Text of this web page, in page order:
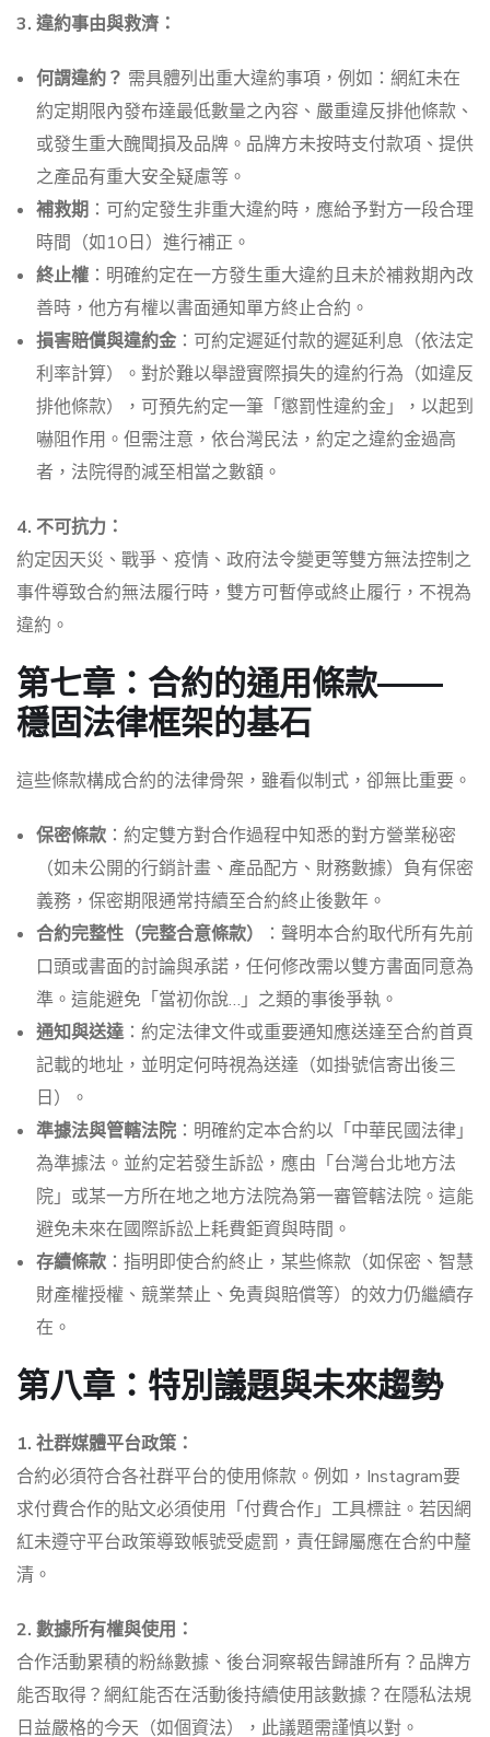
3. 違約事由與救濟：
何謂違約？ 需具體列出重大違約事項，例如：網紅未在
約定期限內發布達最低數量之內容、嚴重違反排他條款、
或發生重大醜聞損及品牌。品牌方未按時支付款項、提供
之產品有重大安全疑慮等。
補救期 ：可約定發生非重大違約時，應給予對方一段合理
時間（如10日）進行補正。
終止權 ：明確約定在一方發生重大違約且未於補救期內改
善時，他方有權以書面通知單方終止合約。
損害賠償與違約金 ：可約定遲延付款的遲延利息（依法定
利率計算）。對於難以舉證實際損失的違約行為（如違反
排他條款），可預先約定一筆「懲罰性違約金」，以起到
嚇阻作用。但需注意，依台灣民法，約定之違約金過高
者，法院得酌減至相當之數額。
4. 不可抗力：
約定因天災、戰爭、疫情、政府法令變更等雙方無法控制之
事件導致合約無法履行時，雙方可暫停或終止履行，不視為
違約。
第七章：合約的通用條款——
穩固法律框架的基石
這些條款構成合約的法律骨架，雖看似制式，卻無比重要。
保密條款：約定雙方對合作過程中知悉的對方營業秘密
（如未公開的行銷計畫、產品配方、財務數據）負有保密
義務，保密期限通常持續至合約終止後數年。
合約完整性（完整合意條款）
：聲明本合約取代所有先前
口頭或書面的討論與承諾，任何修改需以雙方書面同意為
準。這能避免「當初你說…」之類的事後爭執。
通知與送達：約定法律文件或重要通知應送達至合約首頁
記載的地址，並明定何時視為送達（如掛號信寄出後三
日）。
準據法與管轄法院 ：明確約定本合約以「中華民國法律」
為準據法。並約定若發生訴訟，應由「台灣台北地方法
院」或某一方所在地之地方法院為第一審管轄法院。這能
避免未來在國際訴訟上耗費鉅資與時間。
存續條款：指明即使合約終止，某些條款（如保密、智慧
財產權授權、競業禁止、免責與賠償等）的效力仍繼續存
在。
第八章：特別議題與未來趨勢
1. 社群媒體平台政策：
合約必須符合各社群平台的使用條款。例如，Instagram要
求付費合作的貼文必須使用「付費合作」工具標註。若因網
紅未遵守平台政策導致帳號受處罰，責任歸屬應在合約中釐
清。
2. 數據所有權與使用：
合作活動累積的粉絲數據、後台洞察報告歸誰所有？品牌方
能否取得？網紅能否在活動後持續使用該數據？在隱私法規
日益嚴格的今天（如個資法），此議題需謹慎以對。